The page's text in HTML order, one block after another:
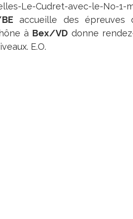
Le-Cudret-avec-le-No-1-
accueille des épreuves
à Bex/VD donne
E.O.